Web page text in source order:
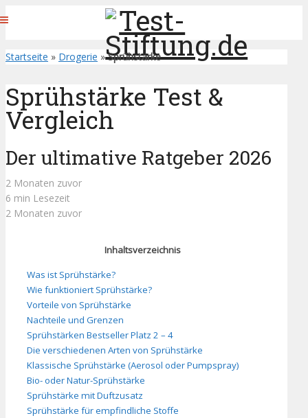
Startseite » Drogerie »Sprühstärke
Sprühstärke Test &
Vergleich
Der ultimative Ratgeber 2026
2 Monaten zuvor
6 min Lesezeit
2 Monaten zuvor
Inhaltsverzeichnis
Was ist Sprühstärke?
Wie funktioniert Sprühstärke?
Vorteile von Sprühstärke
Nachteile und Grenzen
Sprühstärken Bestseller Platz 2 – 4
Die verschiedenen Arten von Sprühstärke
Klassische Sprühstärke (Aerosol oder Pumpspray)
Bio- oder Natur-Sprühstärke
Sprühstärke mit Duftzusatz
Sprühstärke für empfindliche Stoffe